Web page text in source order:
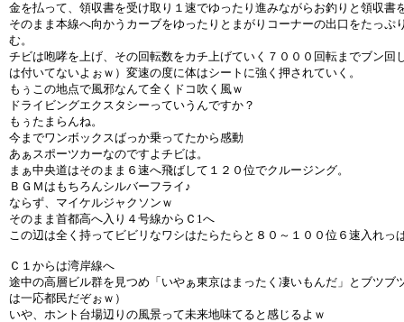
金を払って、領収書を受け取り１速でゆったり進みながらお釣りと領収書
そのまま本線へ向かうカーブをゆったりとまがりコーナーの出口をたっぷ
む。
チビは咆哮を上げ、その回転数をカチ上げていく７０００回転までブン回
は付いてないよぉｗ）変速の度に体はシートに強く押されていく。
もぅこの地点で風邪なんて全くドコ吹く風ｗ
ドライビングエクスタシーっていうんですか？
もぅたまらんね。
今までワンボックスばっか乗ってたから感動
あぁスポーツカーなのですよチビは。
まぁ中央道はそのまま６速へ飛ばして１２０位でクルージング。
ＢＧＭはもちろんシルバーフライ♪
ならず、マイケルジャクソンｗ
そのまま首都高へ入り４号線からＣ1へ
この辺は全く持ってビビリなワシはたらたらと８０～１００位６速入れっ
Ｃ１からは湾岸線へ
途中の高層ビル群を見つめ「いやぁ東京はまったく凄いもんだ」とブツブ
は一応都民だぞぉｗ）
いや、ホント台場辺りの風景って未来地味てると感じるよｗ